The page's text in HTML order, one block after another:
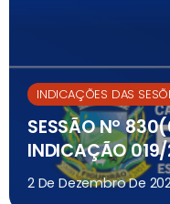
INDICAÇÕES DAS
SESSÃO Nº
INDICAÇÃO
2 De Dezembro De